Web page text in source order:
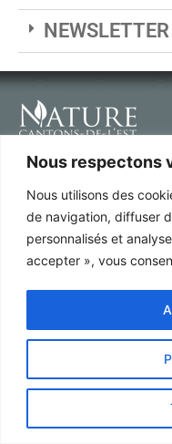
Nous respectons
Nous utilisons des
de navigation, diffuser
personnalisés et
accepter », vous
NEWSLETTER